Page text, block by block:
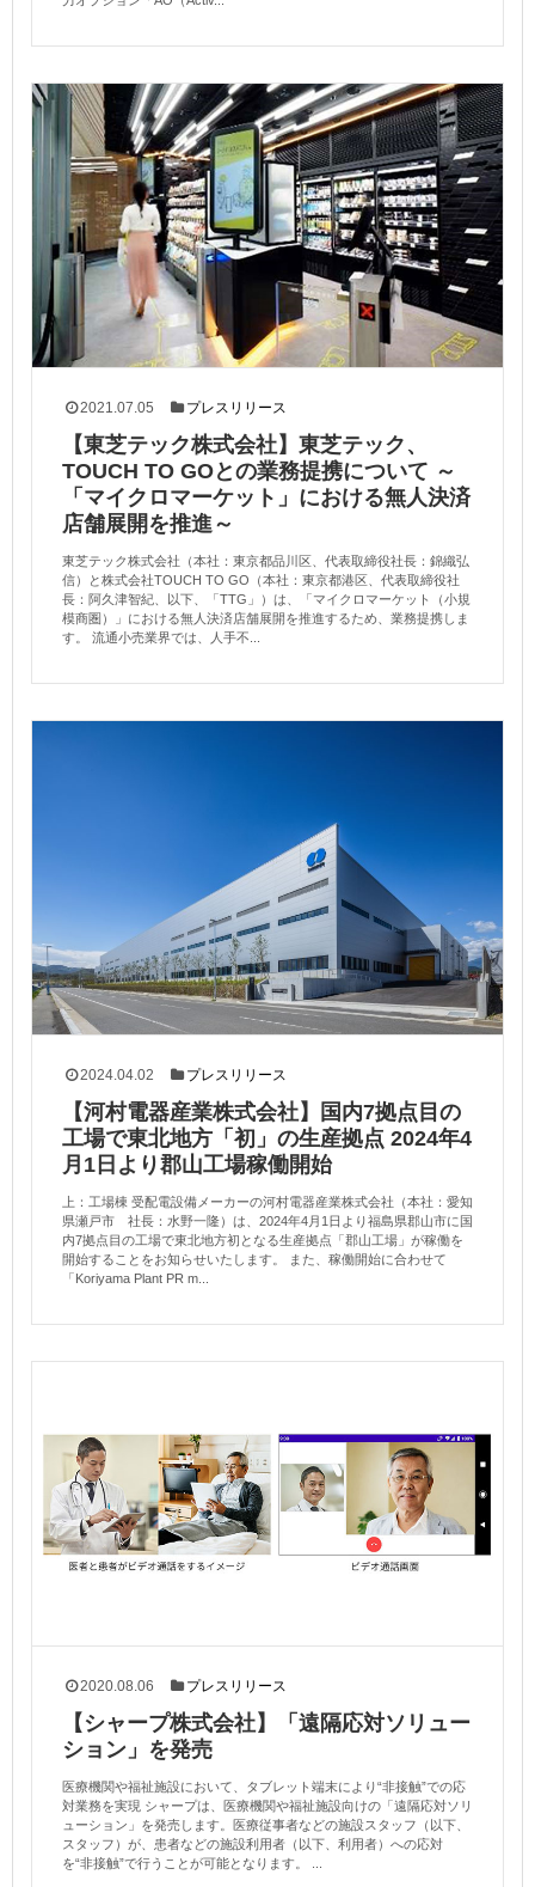
2021.07.05 プレスリリース
【東芝テック株式会社】東芝テック、
TOUCH TO GOとの業務提携について ～
「マイクロマーケット」における無人決済
店舗展開を推進～
東芝テック株式会社（本社：東京都品川区、代表取締役社長：錦織弘
信）と株式会社TOUCH TO GO（本社：東京都港区、代表取締役社
長：阿久津智紀、以下、「TTG」）は、「マイクロマーケット（小規
模商圏）」における無人決済店舗展開を推進するため、業務提携しま
す。 流通小売業界では、人手不...
2024.04.02 プレスリリース
【河村電器産業株式会社】国内7拠点目の
工場で東北地方「初」の生産拠点 2024年4
月1日より郡山工場稼働開始
上：工場棟 受配電設備メーカーの河村電器産業株式会社（本社：愛知
県瀬戸市 社長：水野一隆）は、2024年4月1日より福島県郡山市に国
内7拠点目の工場で東北地方初となる生産拠点「郡山工場」が稼働を
開始することをお知らせいたします。 また、稼働開始に合わせて
「Koriyama Plant PR m...
2020.08.06 プレスリリース
【シャープ株式会社】「遠隔応対ソリュー
ション」を発売
医療機関や福祉施設において、タブレット端末により“非接触”での応
対業務を実現 シャープは、医療機関や福祉施設向けの「遠隔応対ソリ
ューション」を発売します。医療従事者などの施設スタッフ（以下、
スタッフ）が、患者などの施設利用者（以下、利用者）への応対
を“非接触”で行うことが可能となります。 ...